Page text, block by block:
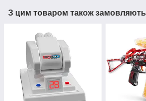
З цим товаром також замовляють